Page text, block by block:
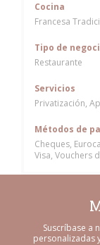
Cocina
Francesa
Tipo de
Restaurante
Servicios
Privatización,
Métodos de
Cheques,
Visa, Vouchers
Suscríbase a
personalizadas